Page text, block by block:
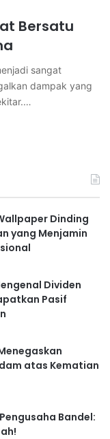
Bersatu
sangat
dampak yang
Dinding
yang Menjamin
Dividen
Pasif
atas Kematian
Bandel: